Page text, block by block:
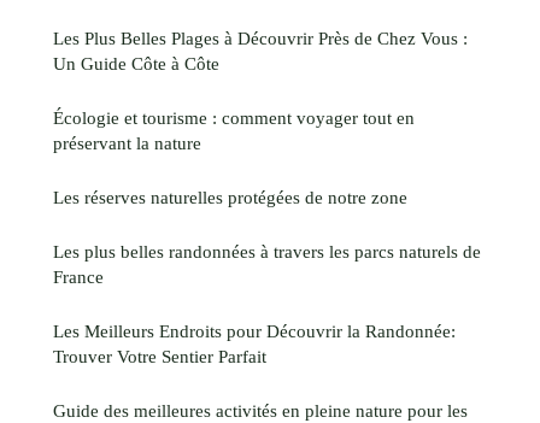
Les Plus Belles Plages à Découvrir Près de Chez Vous :
Un Guide Côte à Côte
Écologie et tourisme : comment voyager tout en
préservant la nature
Les réserves naturelles protégées de notre zone
Les plus belles randonnées à travers les parcs naturels de
France
Les Meilleurs Endroits pour Découvrir la Randonnée:
Trouver Votre Sentier Parfait
Guide des meilleures activités en pleine nature pour les